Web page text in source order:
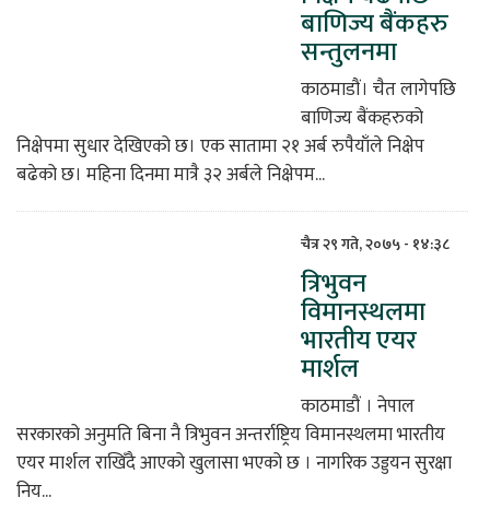
बाणिज्य बैंकहरु
सन्तुलनमा
काठमाडौं। चैत लागेपछि
बाणिज्य बैंकहरुको
निक्षेपमा सुधार देखिएको छ। एक सातामा २१ अर्ब रुपैयाँले निक्षेप
बढेको छ। महिना दिनमा मात्रै ३२ अर्बले निक्षेपम...
चैत्र २९ गते, २०७५ - १४:३८
त्रिभुवन
विमानस्थलमा
भारतीय एयर
मार्शल
काठमाडौं । नेपाल
सरकारको अनुमति बिना नै त्रिभुवन अन्तर्राष्ट्रिय विमानस्थलमा भारतीय
एयर मार्शल राखिँदै आएको खुलासा भएको छ । नागरिक उड्डयन सुरक्षा
निय...